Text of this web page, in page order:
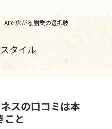
AIで広がる副業の選択肢
タイル
スの口コミは本
こと